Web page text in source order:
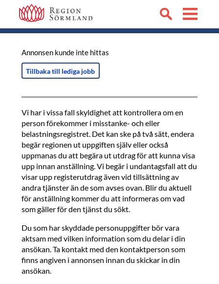
Annonsen kunde inte hittas
Tillbaka till lediga jobb
Vi har i vissa fall skyldighet att kontrollera om en
person förekommer i misstanke- och eller
belastningsregistret. Det kan ske på två sätt, endera
begär regionen ut uppgiften själv eller också
uppmanas du att begära ut utdrag för att kunna visa
upp innan anställning. Vi begär i undantagsfall att du
visar upp registerutdrag även vid tillsättning av
andra tjänster än de som avses ovan. Blir du aktuell
för anställning kommer du att informeras om vad
som gäller för den tjänst du sökt.
Du som har skyddade personuppgifter bör vara
aktsam med vilken information som du delar i din
ansökan. Ta kontakt med den kontaktperson som
finns angiven i annonsen innan du skickar in din
ansökan.